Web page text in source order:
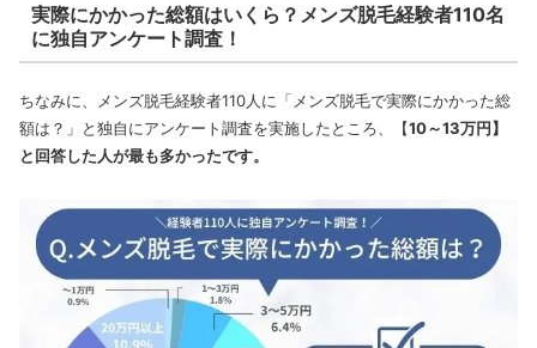
実際にかかった総額はいくら？メンズ脱毛経験者110名
に独自アンケート調査！
ちなみに、メンズ脱毛経験者110人に「メンズ脱毛で実際にかかった総
額は？」と独自にアンケート調査を実施したところ、【10～13万円】
と回答した人が最も多かったです。